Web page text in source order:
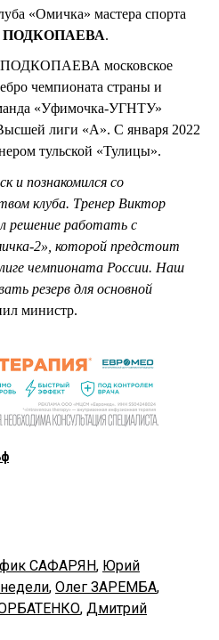
«Омичка» мастера спорта
ПОДКОПАЕВА.
ПОДКОПАЕВА московское
чемпионата страны и
«Уфимочка-УГНТУ»
лиги «А». С января 2022
тульской «Тулицы».
и познакомился со
клуба. Тренер Виктор
решение работать с
2», которой предстоит
чемпионата России. Наш
резерв для основной
министр.
САФАРЯН, Юрий
, Олег ЗАРЕМБА,
, Дмитрий